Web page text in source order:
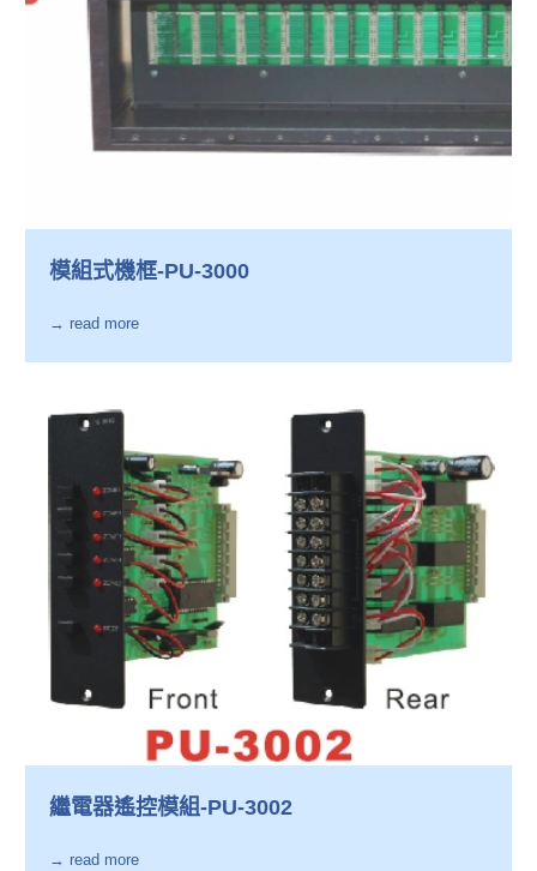
模組式機框-PU-3000
→ read more
繼電器遙控模組-PU-3002
→ read more